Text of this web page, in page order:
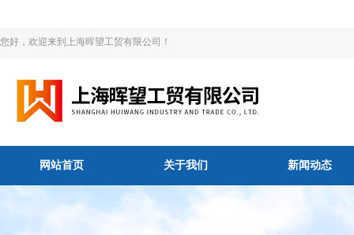
您好，欢迎来到上海晖望工贸有限公司！
网站首页 关于我们 新闻动态